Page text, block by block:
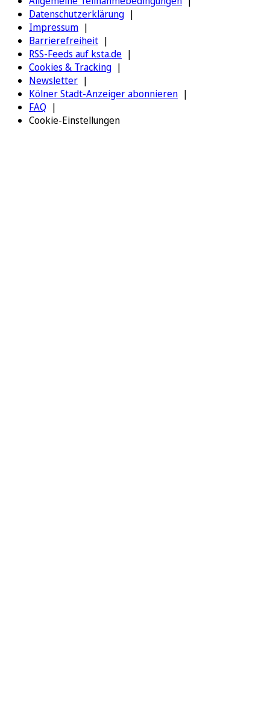
Datenschutzerklärung
Impressum
Barrierefreiheit
RSS-Feeds auf ksta.de
Cookies & Tracking
Newsletter
Kölner Stadt-Anzeiger abonnieren
FAQ
Cookie-Einstellungen